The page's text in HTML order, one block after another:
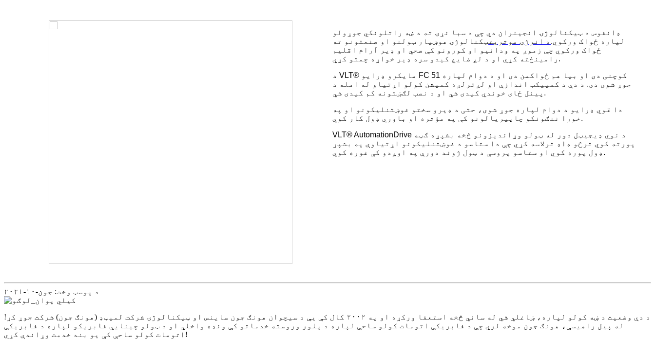
ډانفوس د ټیکنالوژۍ انجینران دي چې د سبا نړۍ ته د ښه راتلونکي جوړولو
لپاره ځواک ورکوي. د انرژۍ موثریت ټکنالوژۍ هوښیار ټولنو او صنعتونو ته
ځواک ورکوي چې زموږ په ودانیو او کورونو کې صحي او ډیر آرام اقلیم
رامینځته کړي او د لږ ضایع کیدو سره ډیر خواړه چمتو کړي.
د VLT® مایکرو ډرایو FC 51 کوچنی دی او بیا هم ځواکمن دی او د دوام لپاره
جوړ شوی دی. د دې د کمپیکټ اندازې او لږترلږه کمیشن کولو اړتیاو له امله د
پینل ځای خوندي کیدی شي او د نصب لګښتونه کم کیدی شي.
دا قوي ډرایو د دوام لپاره جوړ شوی، حتی د ډیرو سختو غوښتنلیکونو او په
خورا ننګونکو چاپیریالونو کې په مؤثره او باوري ډول کار کوي.
VLT® AutomationDrive د نوي ډیجیټل دور له ټولو وړاندیزونو څخه بشپړه ګټه
پورته کوي ترڅو ډاډ ترلاسه کړي چې دا ستاسو د غوښتنلیکونو اړتیاوې په بشپړ
ډول پوره کوي او ستاسو پروسې د ټول ژوند دورې په اوږدو کې غوره کوي.
د پوسټ وخت: جون-۱۰-۲۰۲۱
د دې وضعیت د ښه کولو لپاره، ښاغلي شي له ساني څخه استعفا ورکړه او په ۲۰۰۲ کال کې یې د سیچوان هونګ جون ساینس او ​​ټیکنالوژۍ شرکت لمیټډ (هونګ جون) شرکت جوړ کړ!
له پیل راهیسې، هونګ جون موخه لري چې د فابریکې اتومات کولو ساحې لپاره د پلور وروسته خدماتو کې ونډه واخلي او د ټولو چینایي فابریکو لپاره د فابریکې
اتومات کولو ساحې کې یو بند خدمت وړاندې کړي!